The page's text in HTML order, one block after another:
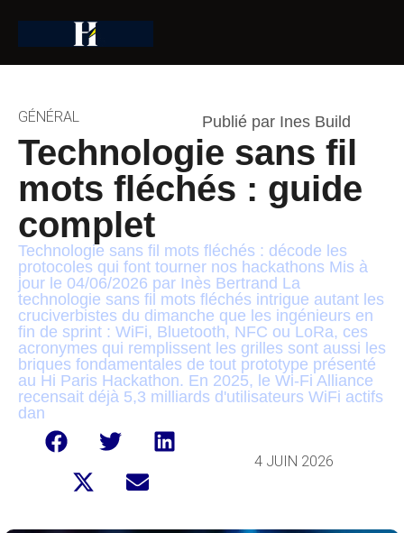
GÉNÉRAL Publié par Ines Build
Technologie sans fil
mots fléchés : guide
complet
Technologie sans fil mots fléchés : décode les
protocoles qui font tourner nos hackathons Mis à
jour le 04/06/2026 par Inès Bertrand La
technologie sans fil mots fléchés intrigue autant les
cruciverbistes du dimanche que les ingénieurs en
fin de sprint : WiFi, Bluetooth, NFC ou LoRa, ces
acronymes qui remplissent les grilles sont aussi les
briques fondamentales de tout prototype présenté
au Hi Paris Hackathon. En 2025, le Wi-Fi Alliance
recensait déjà 5,3 milliards d'utilisateurs WiFi actifs
dan
4 JUIN 2026